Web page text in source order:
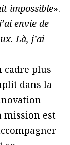
impossible».
envie de
Là, j’ai
cadre plus
dans la
mission est